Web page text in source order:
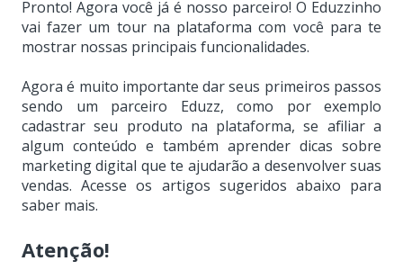
Pronto! Agora você já é nosso parceiro! O Eduzzinho
vai fazer um tour na plataforma com você para te
mostrar nossas principais funcionalidades.
Agora é muito importante dar seus primeiros passos
sendo um parceiro Eduzz, como por exemplo
cadastrar seu produto na plataforma, se afiliar a
algum conteúdo e também aprender dicas sobre
marketing digital que te ajudarão a desenvolver suas
vendas. Acesse os artigos sugeridos abaixo para
saber mais.
Atenção!